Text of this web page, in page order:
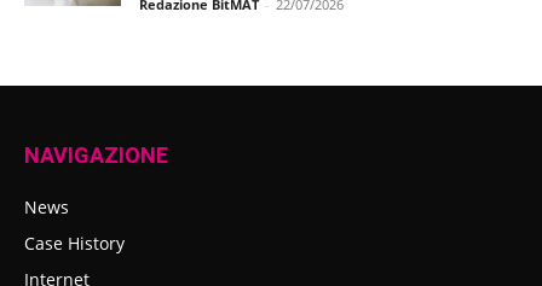
Redazione BitMAT - 22/07/2026
NAVIGAZIONE
News
Case History
Internet